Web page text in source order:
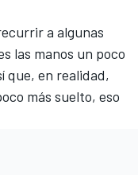
a algunas
las manos un poco
que, en realidad,
más suelto, eso